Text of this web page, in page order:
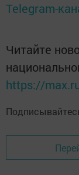
Telegram-
Читайте
https://